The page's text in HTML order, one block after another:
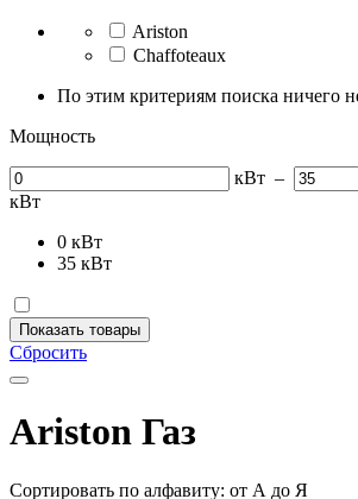
Ariston
Chaffoteaux
По этим критериям поиска ничего
Мощность
кВт –
кВт
0 кВт
35 кВт
Показать товары
Сбросить
Ariston Газ
Сортировать по алфавиту: от А до Я